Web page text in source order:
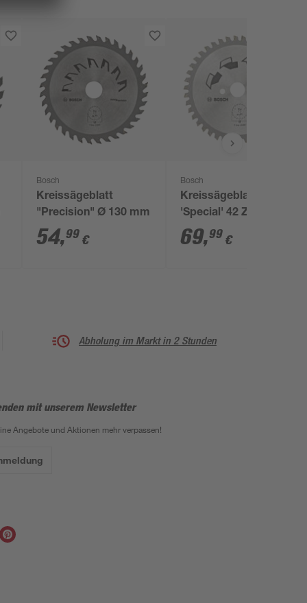
Bosch
Kreissägeblatt
"Precision" Ø 130 mm
54,99 €
Bosch
Kreissägeblatt
'Special' 42 Zähne Ø
15 cm
69,99 €
Abholung im Markt in 2 Stunden
mit unserem Newsletter
Angebote und Aktionen mehr verpassen!